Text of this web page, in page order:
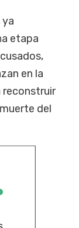
etapa
en la
reconstruir
del